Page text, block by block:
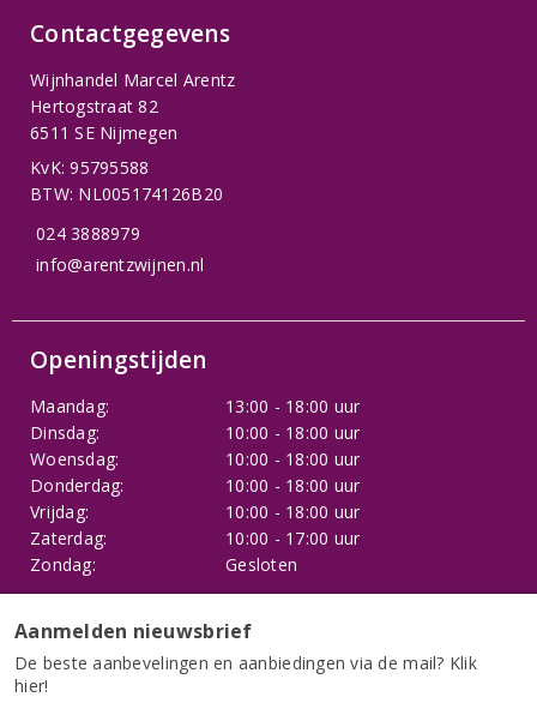
Contactgegevens
Wijnhandel Marcel Arentz
Hertogstraat 82
6511 SE Nijmegen
KvK: 95795588
BTW: NL005174126B20
024 3888979
info@arentzwijnen.nl
Openingstijden
Maandag:
13:00 - 18:00 uur
Dinsdag:
10:00 - 18:00 uur
Woensdag:
10:00 - 18:00 uur
Donderdag:
10:00 - 18:00 uur
Vrijdag:
10:00 - 18:00 uur
Zaterdag:
10:00 - 17:00 uur
Zondag:
Gesloten
Klantenservice
Klantenservice
Aanmelden nieuwsbrief
De beste aanbevelingen en aanbiedingen via de mail? Klik
hier!